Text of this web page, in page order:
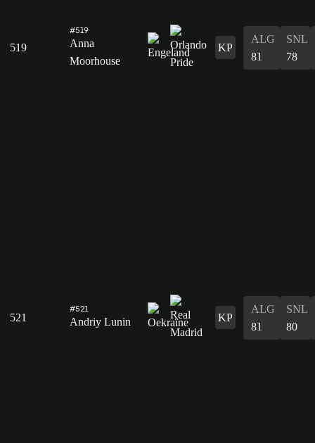
519
#519
Anna
Moorhouse
KP
ALG
81
SNL
78
521
#521
Andriy Lunin KP
ALG
81
SNL
80